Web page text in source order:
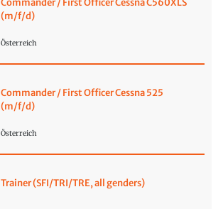
Commander / First Officer Cessna C560XLS
(m/f/d)
Österreich
Commander / First Officer Cessna 525
(m/f/d)
Österreich
Trainer (SFI/TRI/TRE, all genders)